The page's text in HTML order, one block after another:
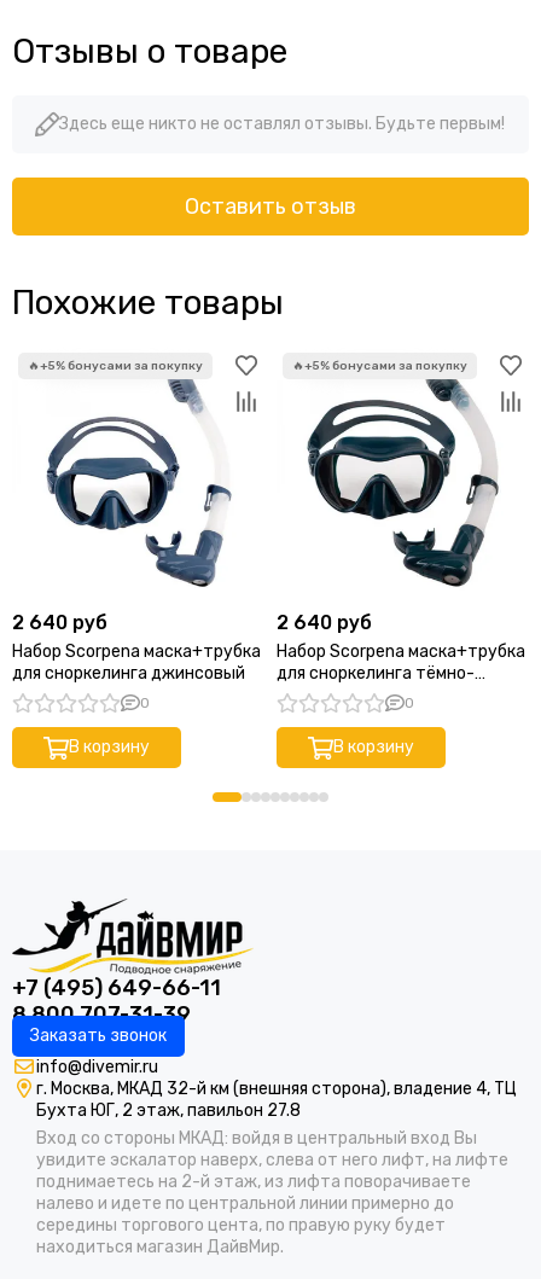
Отзывы о товаре
Здесь еще никто не оставлял отзывы. Будьте первым!
Оставить отзыв
Похожие товары
2 640 руб
Набор Scorpena маска+трубка
для сноркелинга джинсовый
0
В корзину
2 640 руб
Набор Scorpena маска+трубка
для сноркелинга тёмно-
зеленый
0
В корзину
+7 (495) 649-66-11
8 800 707-31-39
Заказать звонок
info@divemir.ru
г. Москва, МКАД 32-й км (внешняя сторона), владение 4, ТЦ
Бухта ЮГ, 2 этаж, павильон 27.8
Вход со стороны МКАД: войдя в центральный вход Вы
увидите эскалатор наверх, слева от него лифт, на лифте
поднимаетесь на 2-й этаж, из лифта поворачиваете
налево и идете по центральной линии примерно до
середины торгового цента, по правую руку будет
находиться магазин ДайвМир.